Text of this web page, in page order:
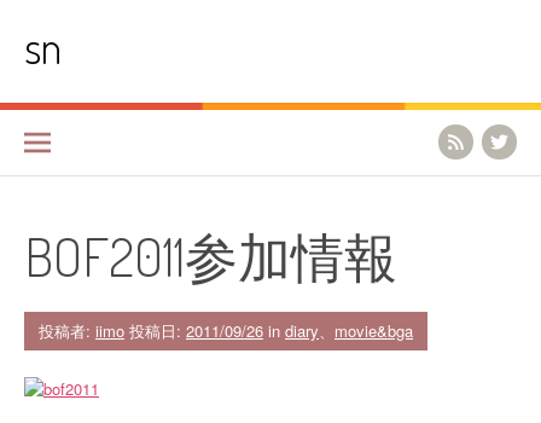
ツ
キ
sn
BOF2011参加情報
投稿者: iimo 投稿日: 2011/09/26 in diary、 movie&bga